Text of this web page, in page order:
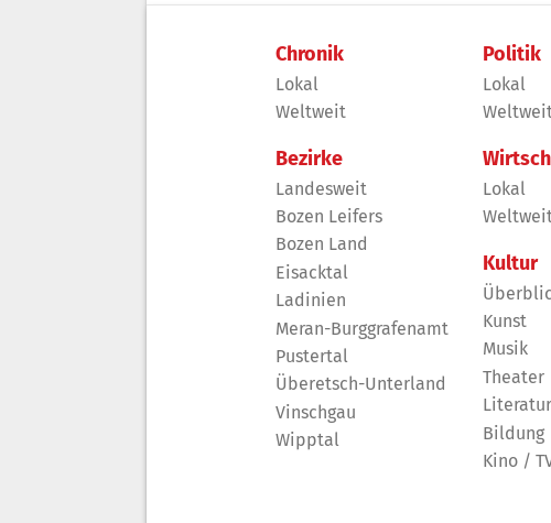
Chronik
Lokal
Weltweit
Bezirke
Landesweit
Bozen Leifers
Bozen Land
Eisacktal
Ladinien
Meran-Burggrafenamt
Pustertal
Überetsch-Unterland
Vinschgau
Wipptal
Politik
Lokal
Lokal
Kultur
Kunst
Musik
Theater
Literatur
Bildung
Kino /